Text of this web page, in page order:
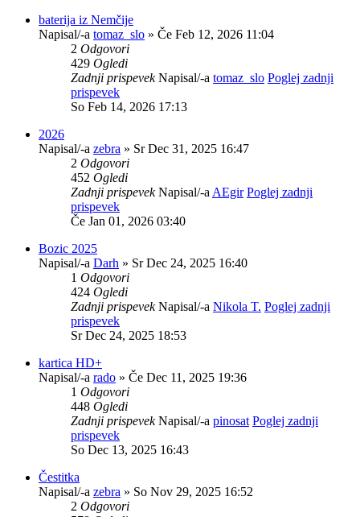
baterija iz Nemčije
Napisal/-a tomaz_slo » Če Feb 12, 2026 11:04
2 Odgovori
429 Ogledi
Zadnji prispevekNapisal/-a tomaz_slo Poglej zadnji
prispevek
So Feb 14, 2026 17:13
2026
Napisal/-a zebra » Sr Dec 31, 2025 16:47
2 Odgovori
452 Ogledi
Zadnji prispevekNapisal/-a AEgir Poglej zadnji
prispevek
Če Jan 01, 2026 03:40
Bozic 2025
Napisal/-a Darh » Sr Dec 24, 2025 16:40
1 Odgovori
424 Ogledi
Zadnji prispevekNapisal/-a Nikola T. Poglej zadnji
prispevek
Sr Dec 24, 2025 18:53
kartica HD+
Napisal/-a rado » Če Dec 11, 2025 19:36
1 Odgovori
448 Ogledi
Zadnji prispevekNapisal/-a pinosat Poglej zadnji
prispevek
So Dec 13, 2025 16:43
Čestitka
Napisal/-a zebra » So Nov 29, 2025 16:52
2 Odgovori